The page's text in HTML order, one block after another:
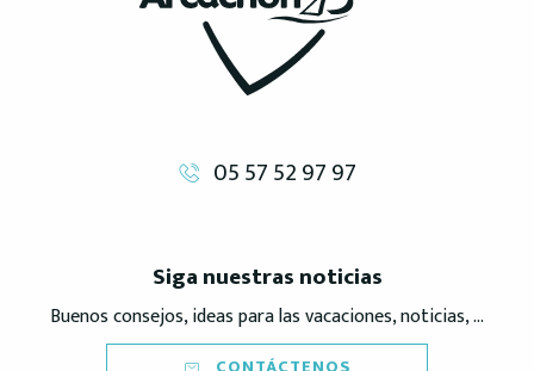
05 57 52 97 97
Siga nuestras noticias
Buenos consejos, ideas para las vacaciones, noticias, ...